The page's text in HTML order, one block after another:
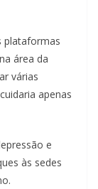
plataformas
área da
várias
apenas
e
às sedes